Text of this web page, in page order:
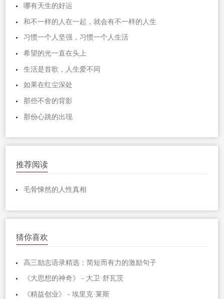
哪有天生的好运
和不一样的人在一起，就会有不一样的人生
习惯一个人坚强，习惯一个人生活
希望的光一直在头上
生活是首歌，人生爱不同
如果在红尘深处
那些不舍的背影
那份心跳的出现
推荐阅读
毛骨悚然的人性真相
猜你喜欢
高三励志语录精选：简短而有力的激励句子
《大思想的神奇》 - 大卫·舒瓦茨
《精益创业》 - 埃里克·莱斯